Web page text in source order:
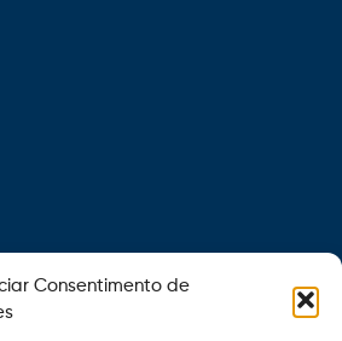
Consentimento de
Grupo EPR - Todos Os Direitos